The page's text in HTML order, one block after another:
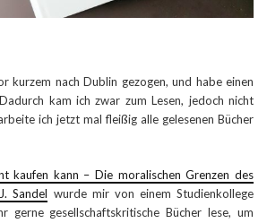
kurzem nach Dublin gezogen, und habe einen
kam ich zwar zum Lesen, jedoch nicht
ich jetzt mal fleißig alle gelesenen Bücher
kaufen kann – Die moralischen Grenzen des
Sandel wurde mir von einem Studienkollege
gerne gesellschaftskritische Bücher lese, um